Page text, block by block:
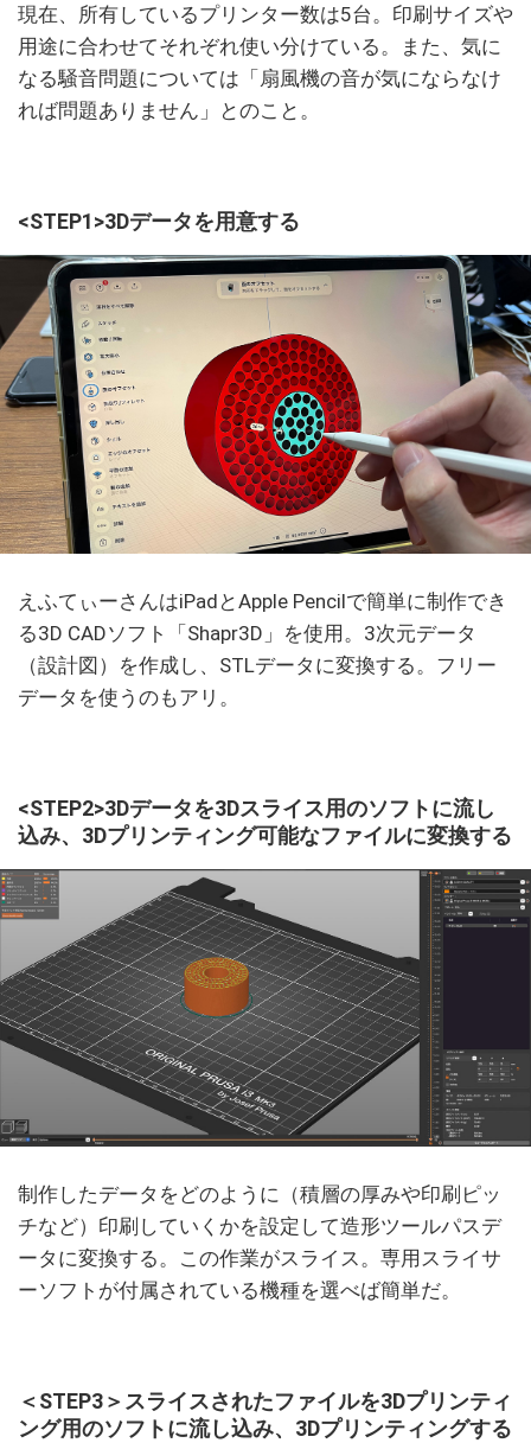
現在、所有しているプリンター数は5台。印刷サイズや
用途に合わせてそれぞれ使い分けている。また、気に
なる騒音問題については「扇風機の音が気にならなけ
れば問題ありません」とのこと。
<STEP1>3Dデータを用意する
えふてぃーさんはiPadとApple Pencilで簡単に制作でき
る3D CADソフト「Shapr3D」を使用。3次元データ
（設計図）を作成し、STLデータに変換する。フリー
データを使うのもアリ。
<STEP2>3Dデータを3Dスライス用のソフトに流し
込み、3Dプリンティング可能なファイルに変換する
制作したデータをどのように（積層の厚みや印刷ピッ
チなど）印刷していくかを設定して造形ツールパスデ
ータに変換する。この作業がスライス。専用スライサ
ーソフトが付属されている機種を選べば簡単だ。
＜STEP3＞スライスされたファイルを3Dプリンティ
ング用のソフトに流し込み、3Dプリンティングする